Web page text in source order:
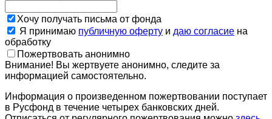
Хочу получать письма от фонда
Я принимаю публичную оферту и даю согласие на
обработку
Пожертвовать анонимно
Внимание! Вы жертвуете анонимно, следите за
информацией самостоятельно.
Информация о произведенном пожертвовании поступает
в Русфонд в течение четырех банковских дней.